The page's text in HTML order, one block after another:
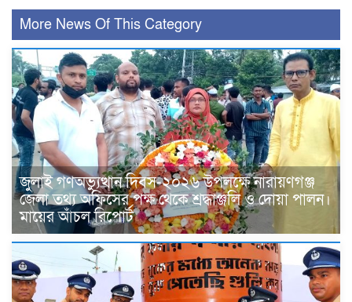
More News Of This Category
জুলাই গণঅভ্যুত্থান দিবস-২০২৬ উপলক্ষে নারায়ণগঞ্জ
জেলা তথ্য অফিসের পক্ষ থেকে শ্রদ্ধাঞ্জলি ও দোয়া পালন।
মায়ের আঁচল রিপোর্ট